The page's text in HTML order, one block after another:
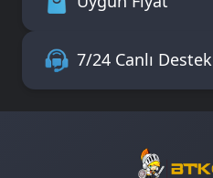
7/24 Canlı Destek